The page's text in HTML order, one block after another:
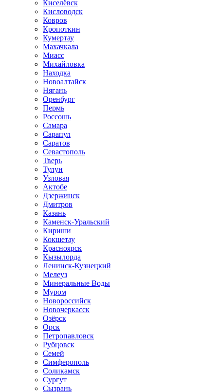
Киселёвск
Кисловодск
Ковров
Кропоткин
Кумертау
Махачкала
Миасс
Михайловка
Находка
Новоалтайск
Нягань
Оренбург
Пермь
Россошь
Самара
Сарапул
Саратов
Севастополь
Тверь
Тулун
Узловая
Актобе
Дзержинск
Дмитров
Казань
Каменск-Уральский
Кириши
Кокшетау
Красноярск
Кызылорда
Ленинск-Кузнецкий
Мелеуз
Минеральные Воды
Муром
Новороссийск
Новочеркасск
Озёрск
Орск
Петропавловск
Рубцовск
Семей
Симферополь
Соликамск
Сургут
Сызрань